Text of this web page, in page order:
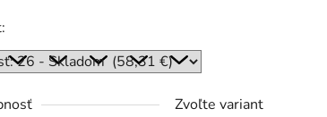
Zvoľte variant